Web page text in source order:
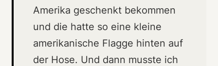
Amerika geschenkt bekommen
und die hatte so eine kleine
amerikanische Flagge hinten auf
der Hose. Und dann musste ich